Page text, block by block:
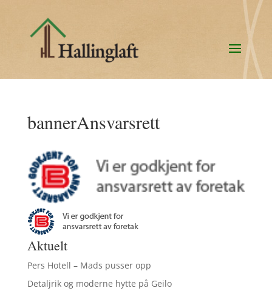
bannerAnsvarsrett
Aktuelt
Pers Hotell – Mads pusser opp
Detaljrik og moderne hytte på Geilo